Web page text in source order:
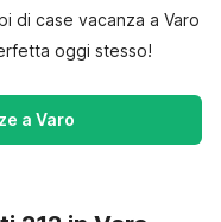
di case vacanza a Varo
oggi stesso!
a Varo